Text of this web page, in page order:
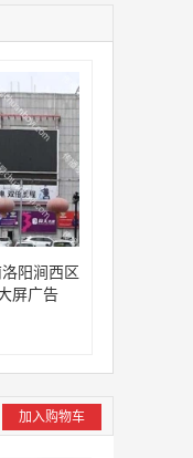
阳涧西区
屏广告
加入购物车